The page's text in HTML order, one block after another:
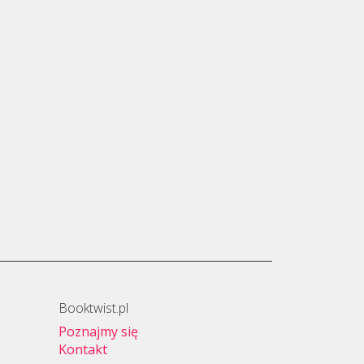
Booktwist.pl
Poznajmy się
Kontakt